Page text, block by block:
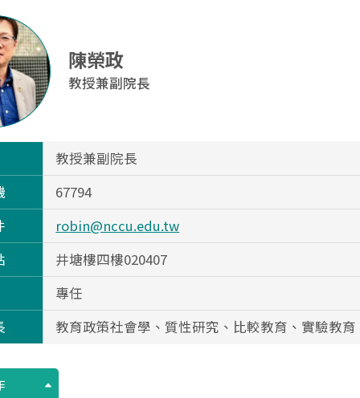
陳榮政
教授兼副院長
教授兼副院長
67794
robin@nccu.edu.tw
井塘樓四樓020407
專任
教育政策社會學、質性研究、比較教育、實驗教育